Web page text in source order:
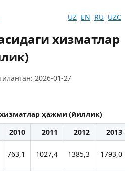
UZ EN RU UZC
хизматлар
2026-01-27
ҳажми (йиллик)
2010 2011 2012
2013
763,1 1027,4 1385,3 1793,0